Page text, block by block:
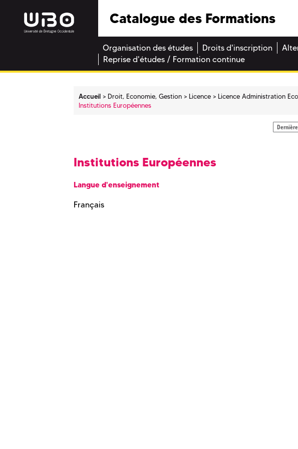
Catalogue des Formations
Organisation des études Droits d'inscription
Reprise d'études / Formation continue
Accueil Droit, Economie, Gestion Licence Licence Administration
Institutions Européennes
Institutions Européennes
Langue d'enseignement
Français